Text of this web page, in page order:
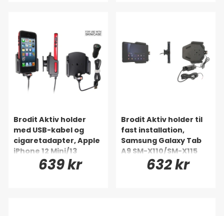
Brodit Aktiv holder
med USB-kabel og
cigaretadapter, Apple
iPhone 12 Mini/13
Mini/5/5C/5S/SE
639 kr
Brodit Aktiv holder til
fast installation,
Samsung Galaxy Tab
A9 SM-X110/SM-X115
632 kr